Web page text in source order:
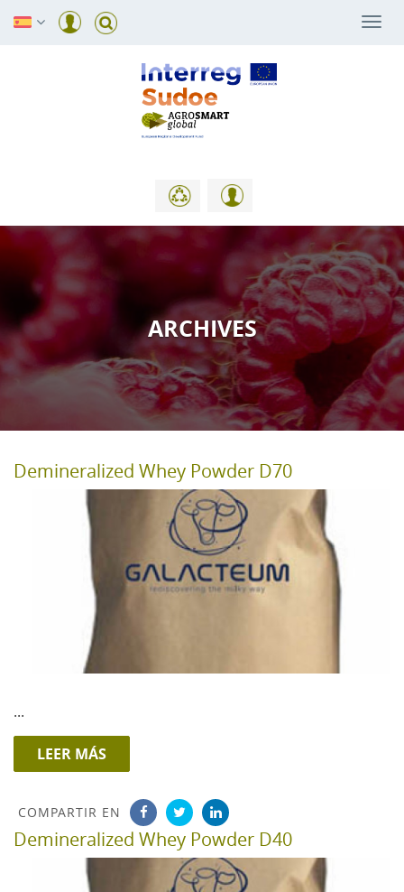
ARCHIVES
Demineralized Whey Powder D70
...
LEER MÁS
COMPARTIR EN
Demineralized Whey Powder D40